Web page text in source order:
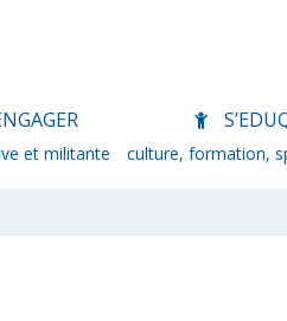
et militante culture, formation,